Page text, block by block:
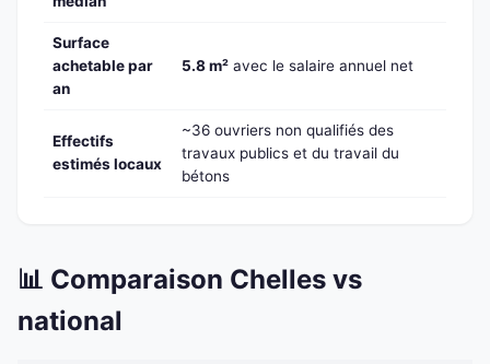
Surface
achetable par
an
5.8 m² avec le salaire annuel net
Effectifs
estimés locaux
~36 ouvriers non qualifiés des
travaux publics et du travail du
bétons
📊 Comparaison Chelles vs
national